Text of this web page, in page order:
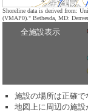
Shoreline data is derived from:
(VMAP0)." Bethesda, MD:
全施設表示
施設の場所は正確で
地図上に周辺の施